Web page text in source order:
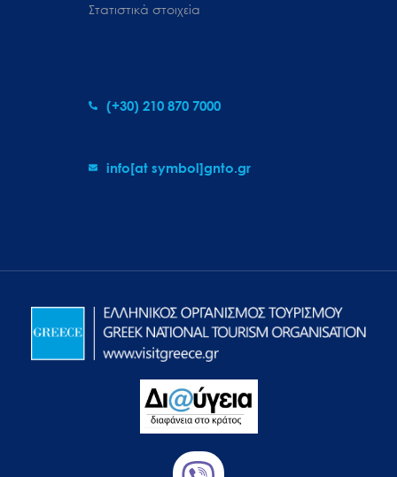
Στατιστικά στοιχεία
(+30) 210 870 7000
info[at symbol]gnto.gr